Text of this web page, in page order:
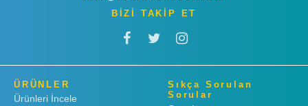
BİZİ TAKİP ET
ÜRÜNLER
Ürünleri İncele
Sıkça Sorulan
Sorular